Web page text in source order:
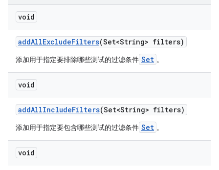
void
addAllExcludeFilters(Set<String> filters)
添加用于指定要排除哪些测试的过滤条件 Set 。
void
addAllIncludeFilters(Set<String> filters)
添加用于指定要包含哪些测试的过滤条件 Set 。
void